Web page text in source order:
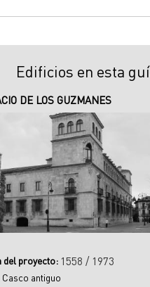
Edificios en esta
DE LOS GUZMANES
del proyecto: 1558 / 1973
Casco antiguo